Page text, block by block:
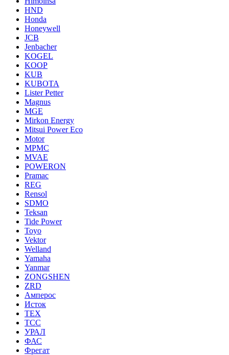
HND
Honda
Honeywell
JCB
Jenbacher
KOGEL
KOOP
KUB
KUBOTA
Lister Petter
Magnus
MGE
Mirkon Energy
Mitsui Power Eco
Motor
MPMC
MVAE
POWERON
Pramac
REG
Rensol
SDMO
Teksan
Tide Power
Toyo
Vektor
Welland
Yamaha
Yanmar
ZONGSHEN
ZRD
Амперос
Исток
ТЕХ
ТСС
УРАЛ
ФАС
Фрегат